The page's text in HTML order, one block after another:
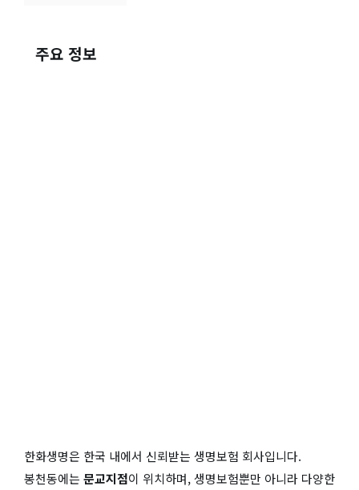
주요 정보
한화생명은 한국 내에서 신뢰받는 생명보험 회사입니다.
봉천동에는 문교지점이 위치하며, 생명보험뿐만 아니라 다양한